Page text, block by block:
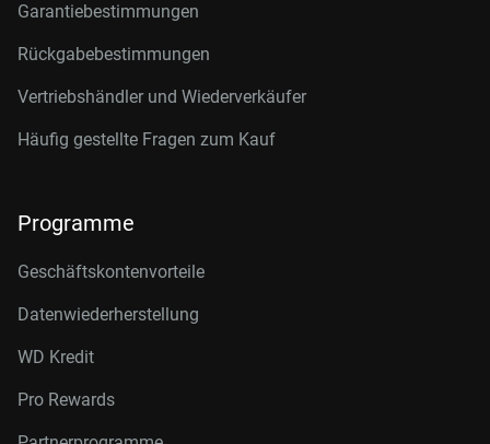
Garantiebestimmungen
Rückgabebestimmungen
Vertriebshändler und Wiederverkäufer
Häufig gestellte Fragen zum Kauf
Programme
Geschäftskontenvorteile
Datenwiederherstellung
WD Kredit
Pro Rewards